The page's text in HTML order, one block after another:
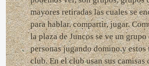
mayores retiradas las cuales se
para hablar, compartir, jugar.
la plaza de Juncos se ve un grupo
personas jugando domino y estos
club. En el club usan sus camisas